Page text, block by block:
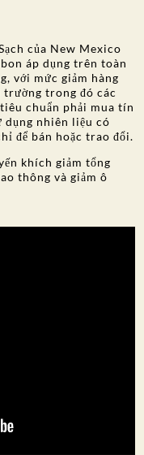
của New Mexico
áp dụng trên toàn
với mức giảm hàng
trong đó các
chuẩn phải mua tín
dụng nhiên liệu có
để bán hoặc trao đổi.
khích giảm tổng
thông và giảm ô